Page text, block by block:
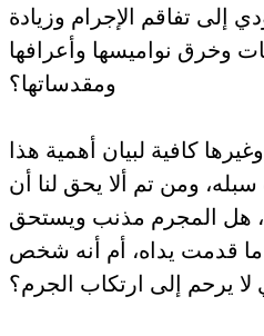
إلى تفاقم الإجرام وزيادة
وخرق نواميسها وأعرافها
ومقدساتها؟
كافية لبيان أهمية هذا
ومن تم ألا يحق لنا أن
هل المجرم مذنب ويستحق
قدمت يداه، أم أنه شخص
يرحم إلى ارتكاب الجرم؟